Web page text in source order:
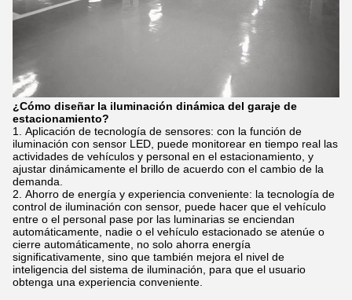
¿Cómo diseñar la iluminación dinámica del garaje de
estacionamiento?
Aplicación de tecnología de sensores: con la función de
iluminación con sensor LED, puede monitorear en tiempo real las
actividades de vehículos y personal en el estacionamiento, y
ajustar dinámicamente el brillo de acuerdo con el cambio de la
demanda.
Ahorro de energía y experiencia conveniente: la tecnología de
control de iluminación con sensor, puede hacer que el vehículo
entre o el personal pase por las luminarias se enciendan
automáticamente, nadie o el vehículo estacionado se atenúe o
cierre automáticamente, no solo ahorra energía
significativamente, sino que también mejora el nivel de
inteligencia del sistema de iluminación, para que el usuario
obtenga una experiencia conveniente.